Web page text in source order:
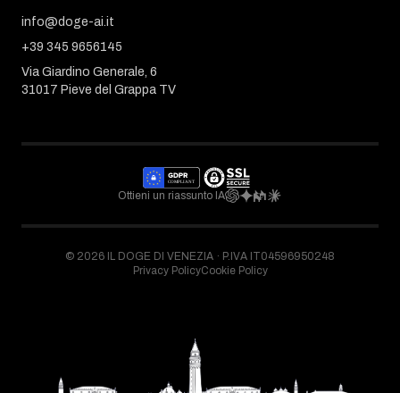
info@doge-ai.it
+39 345 9656145
Via Giardino Generale, 6
31017 Pieve del Grappa TV
Ottieni un riassunto IA
© 2026 IL DOGE DI VENEZIA · P.IVA IT04596950248
Privacy PolicyCookie Policy